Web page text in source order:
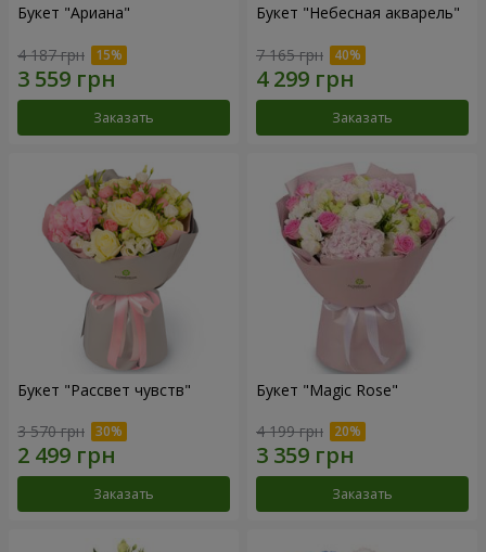
Букет "Ариана"
4 187 грн
Заказать
Букет "Небесная акварель"
7 165 грн
Заказать
Букет "Рассвет чувств"
3 570 грн
Заказать
Букет "Magic Rose"
4 199 грн
Заказать